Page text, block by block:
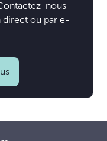
nous
direct ou par e-